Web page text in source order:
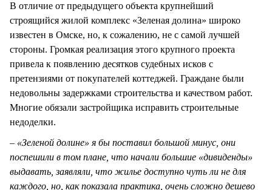
В отличие от предыдущего объекта крупнейший
строящийся жилой комплекс «Зеленая долина» широко
известен в Омске, но, к сожалению, не с самой лучшей
стороны. Громкая реализация этого крупного проекта
привела к появлению десятков судебных исков с
претензиями от покупателей коттеджей. Граждане были
недовольны задержками строительства и качеством работ.
Многие обязали застройщика исправить строительные
недоделки.
– «Зеленой долине» я бы поставил большой минус, они
поспешили в том плане, что начали большие «дивиденды»
выдавать, заявляли, что жилье доступно чуть ли не для
каждого, но, как показала практика, очень сложно дешево